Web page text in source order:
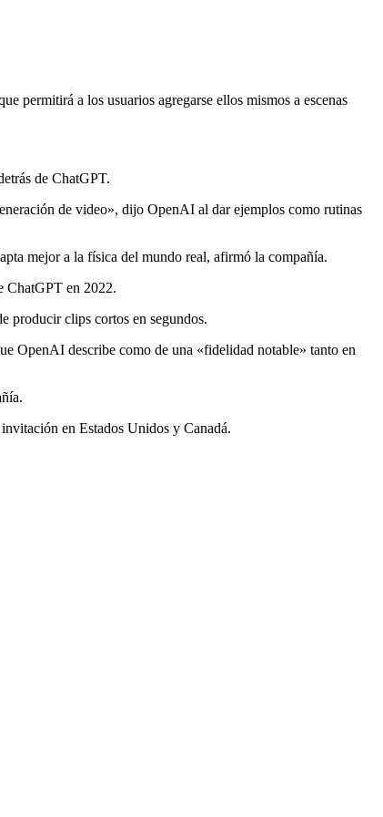
permitirá a los usuarios agregarse ellos mismos a escenas
de ChatGPT.
de video», dijo OpenAI al dar ejemplos como rutinas
mejor a la física del mundo real, afirmó la compañía.
ChatGPT en 2022.
producir clips cortos en segundos.
OpenAI describe como de una «fidelidad notable» tanto en
en Estados Unidos y Canadá.